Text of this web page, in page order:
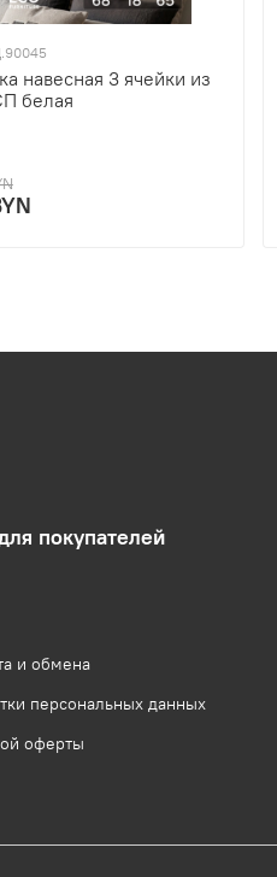
навесная 3 ячейки из
белая
покупателей
и обмена
персональных данных
оферты